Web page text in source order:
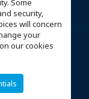
Some
security,
will concern
your
our cookies